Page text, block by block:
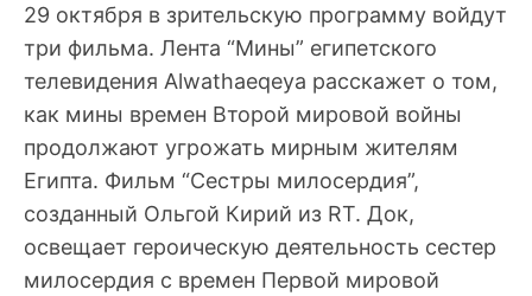
29 октября в зрительскую программу войдут
три фильма. Лента “Мины” египетского
телевидения Alwathaeqeya расскажет о том,
как мины времен Второй мировой войны
продолжают угрожать мирным жителям
Египта. Фильм “Сестры милосердия”,
созданный Ольгой Кирий из RT. Док,
освещает героическую деятельность сестер
милосердия с времен Первой мировой